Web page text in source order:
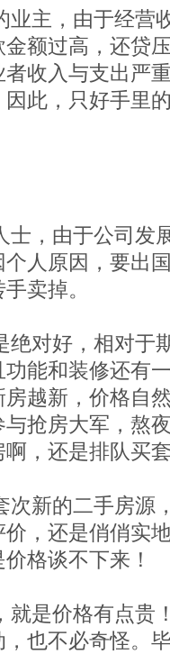
业主，由于经营
额过高，还贷
收入与支出严
此，只好手里
士，由于公司发
人原因，要出
卖掉。
绝对好，相对于
能和装修还有
越新，价格自
抢房大军，熬
，还是排队买
次新的二手房源
，还是俏俏实
格谈不下来！
就是价格有点贵
也不必奇怪。